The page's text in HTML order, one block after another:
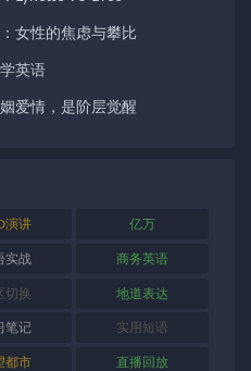
女性的焦虑与攀比
英语
爱情，是阶层觉醒
演讲 亿万
实战 商务英语
切换 地道表达
笔记 实用短语
都市 直播回放